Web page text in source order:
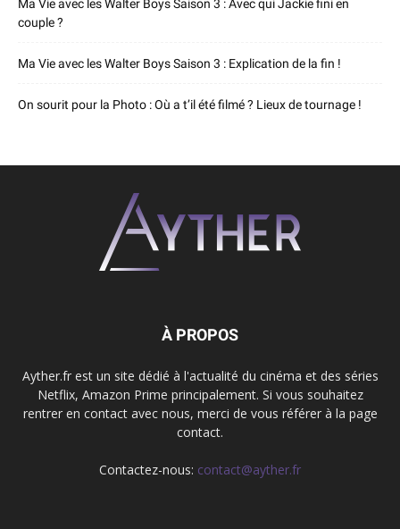
Ma Vie avec les Walter Boys Saison 3 : Avec qui Jackie fini en
couple ?
Ma Vie avec les Walter Boys Saison 3 : Explication de la fin !
On sourit pour la Photo : Où a t’il été filmé ? Lieux de tournage !
À PROPOS
Ayther.fr est un site dédié à l'actualité du cinéma et des séries
Netflix, Amazon Prime principalement. Si vous souhaitez
rentrer en contact avec nous, merci de vous référer à la page
contact.
Contactez-nous: contact@ayther.fr